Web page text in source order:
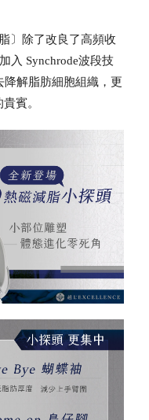
〕除了改良了高頻收
入 Synchrode波段技
降解脂肪細胞組織，更
賓。